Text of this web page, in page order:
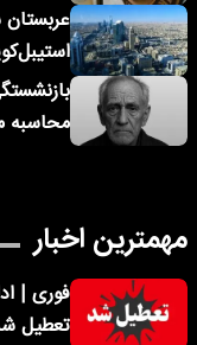
محاسبه
مهمترین اخبار
تعطیل